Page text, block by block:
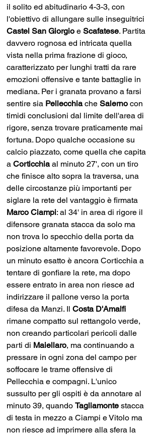
il solito ed abitudinario 4-3-3, con
l'obiettivo di allungare sulle inseguitrici
Castel San Giorgio e Scafatese. Partita
davvero rognosa ed intricata quella
vista nella prima frazione di gioco,
caratterizzato per lunghi tratti da rare
emozioni offensive e tante battaglie in
mediana. Per i granata provano a farsi
sentire sia Pellecchia che Salerno con
timidi conclusioni dal limite dell'area di
rigore, senza trovare praticamente mai
fortuna. Dopo qualche occasione su
calcio piazzato, come quella che capita
a Corticchia al minuto 27', con un tiro
che finisce alto sopra la traversa, una
delle circostanze più importanti per
siglare la rete del vantaggio è firmata
Marco Ciampi: al 34' in area di rigore il
difensore granata stacca da solo ma
non trova lo specchio della porta da
posizione altamente favorevole. Dopo
un minuto esatto è ancora Corticchia a
tentare di gonfiare la rete, ma dopo
essere entrato in area non riesce ad
indirizzare il pallone verso la porta
difesa da Manzi. Il Costa D'Amalfi
rimane compatto sul rettangolo verde,
non creando particolari pericoli dalle
parti di Maiellaro, ma continuando a
pressare in ogni zona del campo per
soffocare le trame offensive di
Pellecchia e compagni. L'unico
sussulto per gli ospiti è da annotare al
minuto 39, quando Tagliamonte stacca
di testa in mezzo a Ciampi e Vitolo ma
non riesce ad imprimere alla sfera la